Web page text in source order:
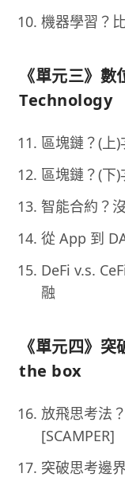
機器學習？
《單元三》
Technology
區塊鏈？(上
區塊鏈？(下
智能合約？
從 App 到
DeFi v.s.
融
《單元四》
the box
放飛思考法
[SCAMPER]
突破思考邊